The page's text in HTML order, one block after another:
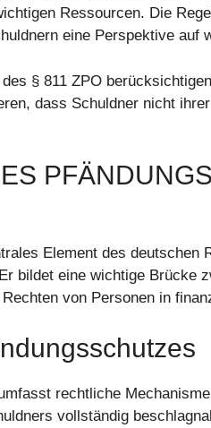
Ressourcen. Die
eine Perspektive auf
§ 811 ZPO
dass Schuldner nicht
Element des deutschen
bildet eine wichtige Brücke
von Personen in
rechtliche
vollständig